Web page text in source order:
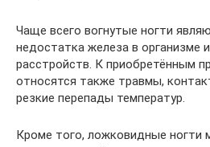
Чаще всего вогнутые ногти
недостатка железа в организме
расстройств. К приобретённым
относятся также травмы,
резкие перепады температур.
Кроме того, ложковидные ногти